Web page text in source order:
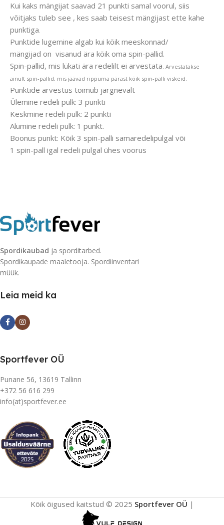
Kui kaks mängijat saavad 21 punkti samal voorul, siis
võitjaks tuleb see , kes saab teisest mängijast ette kahe
punktiga.
Punktide lugemine algab kui kõik meeskonnad/
mängijad on visanud ära kõik oma spin-pallid.
Spin-pallid, mis lükati ära redelilt ei arvestata. Arvestatakse
ainult spin-pallid, mis jäävad rippuma pärast kõik spin-palli viskeid.
Punktide arvestus toimub järgnevalt
Ülemine redeli pulk: 3 punkti
Keskmine redeli pulk: 2 punkti
Alumine redeli pulk: 1 punkt.
Boonus punkt: Kõik 3 spin-palli samaredelipulgal või
1 spin-pall igal redeli pulgal ühes voorus
Spordikaubad ja sporditarbed.
Spordikaupade maaletooja. Spordiinventari
müük.
Leia meid ka
Sportfever OÜ
Punane 56, 13619 Tallinn
+372 56 616 299
info(at)sportfever.ee
Kõik õigused kaitstud © 2025 Sportfever OÜ |